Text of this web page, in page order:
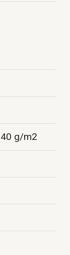
g/m2